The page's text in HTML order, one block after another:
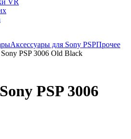
VR
Аксессуары для Sony PSPПрочее
PSP 3006 Old Black
PSP 3006